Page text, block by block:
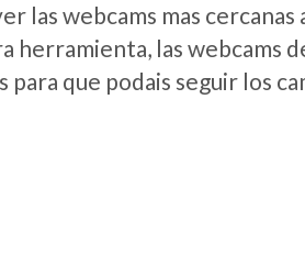
las webcams mas
herramienta, las webcams
para que podais seguir los